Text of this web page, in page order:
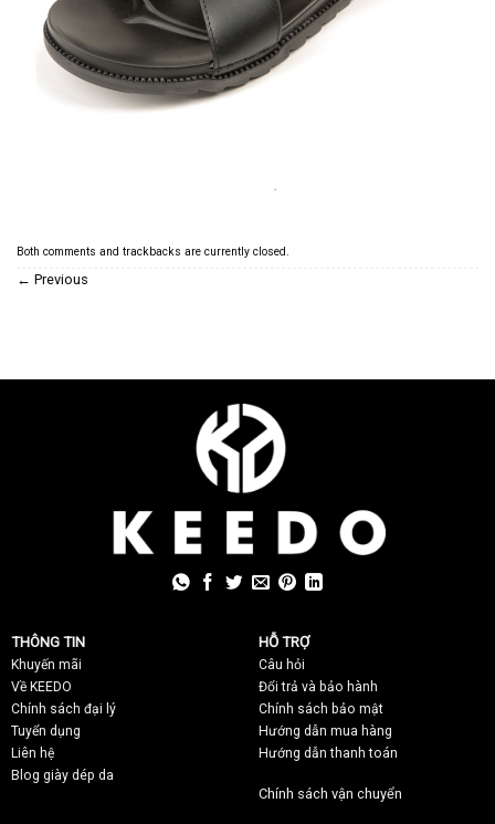
Both comments and trackbacks are currently closed.
← Previous
THÔNG TIN
Khuyến mãi
Về KEEDO
Chính sách đại lý
Tuyển dụng
Liên hệ
Blog giày dép da
HỖ TRỢ
Câu hỏi
Đổi trả và bảo hành
Chính sách bảo mật
Hướng dẫn mua hàng
Hướng dẫn thanh toán
Chính sách vận chuyển